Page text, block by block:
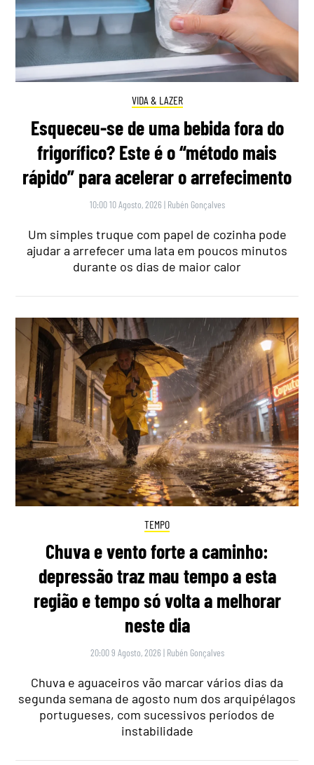
VIDA & LAZER
Esqueceu-se de uma bebida fora do
frigorífico? Este é o “método mais
rápido” para acelerar o arrefecimento
10:00 10 Agosto, 2026 | Rubén Gonçalves
Um simples truque com papel de cozinha pode
ajudar a arrefecer uma lata em poucos minutos
durante os dias de maior calor
TEMPO
Chuva e vento forte a caminho:
depressão traz mau tempo a esta
região e tempo só volta a melhorar
neste dia
20:00 9 Agosto, 2026 | Rubén Gonçalves
Chuva e aguaceiros vão marcar vários dias da
segunda semana de agosto num dos arquipélagos
portugueses, com sucessivos períodos de
instabilidade